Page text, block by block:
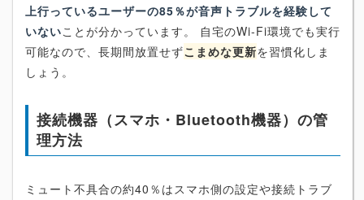
上行っているユーザーの85％が音声トラブルを経験して
いないことが分かっています。 自宅のWi-Fi環境でも実行
可能なので、長期間放置せずこまめな更新を習慣化しま
しょう。
接続機器（スマホ・Bluetooth機器）の管
理方法
ミュート不具合の約40％はスマホ側の設定や接続トラブ